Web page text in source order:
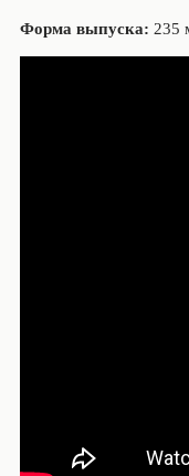
Форма выпуска: 235